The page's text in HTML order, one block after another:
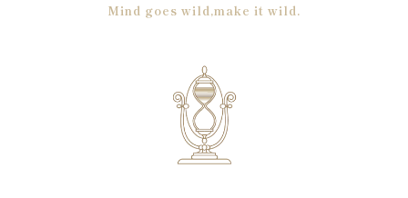
Mind goes wild,make it wild.